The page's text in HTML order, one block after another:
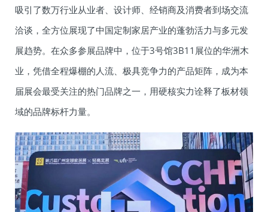
吸引了数万行业从业者、设计师、经销商及消费者到场交流
洽谈，全方位展现了中国定制家居产业的蓬勃活力与多元发
展趋势。在众多参展品牌中，位于3号馆3B11展位的华洲木
业，凭借全程爆棚的人流、极具竞争力的产品矩阵，成为本
届展会最受关注的热门品牌之一，用硬核实力诠释了板材领
域的品牌标杆力量。